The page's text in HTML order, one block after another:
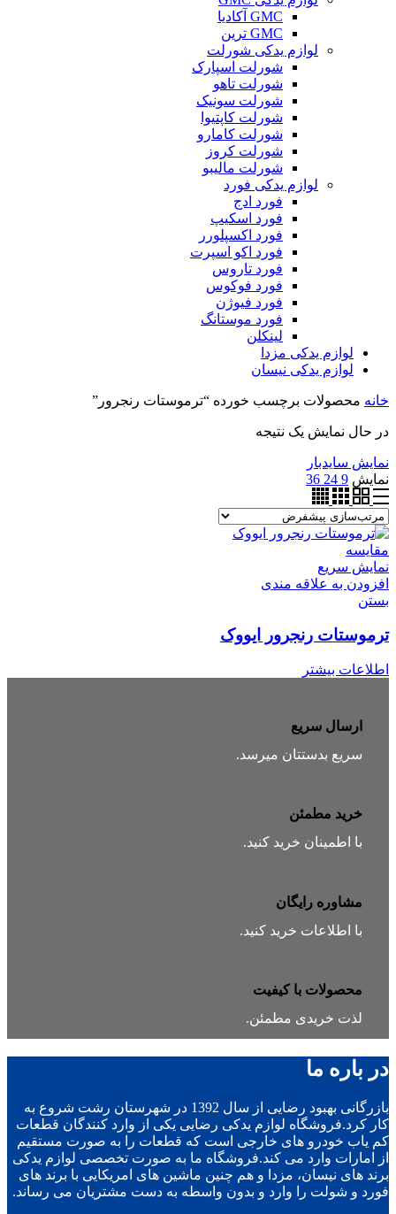
GMC آکادیا
GMC ترین
لوازم یدکی شورلت
شورلت اسپارک
شورلت تاهو
شورلت سونیک
شورلت کاپتیوا
شورلت کامارو
شورلت کروز
شورلت مالیبو
لوازم یدکی فورد
فورد ادج
فورد اسکیپ
فورد اکسپلورر
فورد اکو اسپرت
فورد تاروس
فورد فوکوس
فورد فیوژن
فورد موستانگ
لینکلن
لوازم یدکی مزدا
لوازم یدکی نیسان
خانه محصولات برچسب خورده “ترموستات رنجرور”
در حال نمایش یک نتیجه
نمایش سایدبار
نمایش 9
24
36
مقایسه
نمایش سریع
افزودن به علاقه مندی
بستن
ترموستات رنجرور ایووک
اطلاعات بیشتر
ارسال سریع
سریع بدستتان میرسد.
خرید مطمئن
با اطمینان خرید کنید.
مشاوره رایگان
با اطلاعات خرید کنید.
محصولات با کیفیت
لذت خریدی مطمئن.
در باره ما
بازرگانی بهبود رضایی از سال 1392 در شهرستان رشت شروع به
کار کرد.فروشگاه لوازم یدکی رضایی یکی از وارد کنندگان قطعات
کم یاب خودرو های خارجی است که قطعات را به صورت مستقیم
از امارات وارد می کند.فروشگاه ما به صورت تخصصی لوازم یدکی
برند های نیسان، مزدا و هم چنین ماشین های امریکایی با برند های
فورد و شولت را وارد و بدون واسطه به دست مشتریان می رساند.